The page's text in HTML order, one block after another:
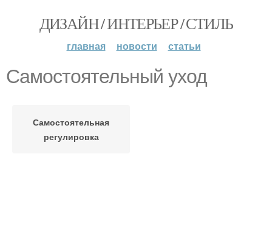
ДИЗАЙН / ИНТЕРЬЕР / СТИЛЬ
главная новости статьи
Самостоятельный уход
Самостоятельная
регулировка